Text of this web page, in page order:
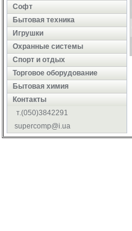
Софт
Бытовая техника
Игрушки
Охранные системы
Cпорт и отдых
Торговое оборудование
Бытовая химия
Контакты
т.(050)3842291
supercomp@i.ua